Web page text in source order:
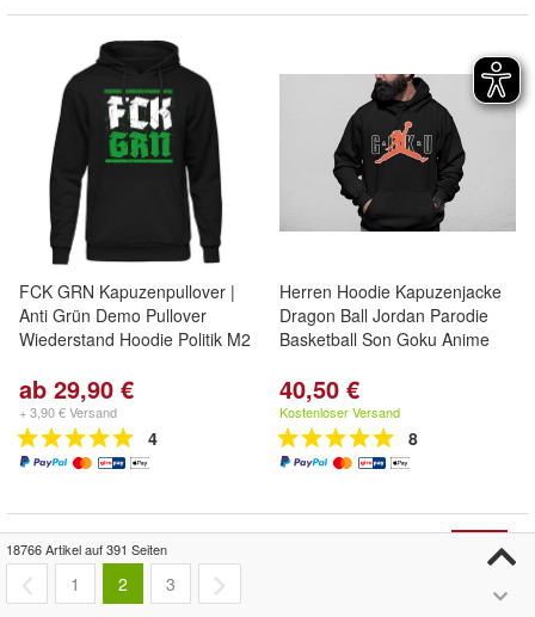
FCK GRN Kapuzenpullover |
Anti Grün Demo Pullover
Wiederstand Hoodie Politik M2
ab 29,90 €
+ 3,90 € Versand
4
Herren Hoodie Kapuzenjacke
Dragon Ball Jordan Parodie
Basketball Son Goku Anime
40,50 €
Kostenloser Versand
8
- 74%
18766 Artikel auf 391 Seiten
1 2 3